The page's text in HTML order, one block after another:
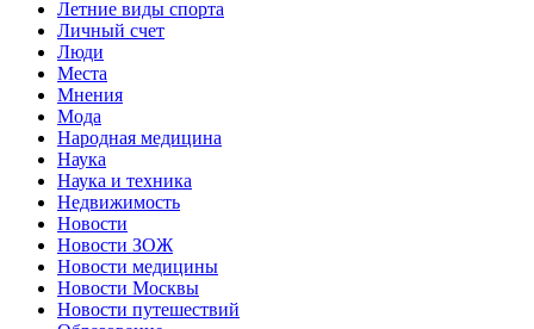
Летние виды спорта
Личный счет
Люди
Места
Мнения
Мода
Народная медицина
Наука
Наука и техника
Недвижимость
Новости
Новости ЗОЖ
Новости медицины
Новости Москвы
Новости путешествий